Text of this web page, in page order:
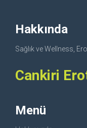
Hakkında
Sağlık ve Wellness,
Cankiri
Menü